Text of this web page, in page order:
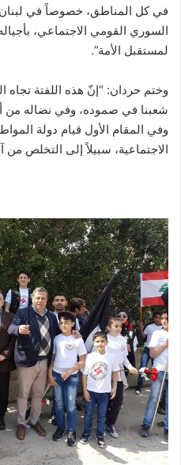
في كل المناطق، خصوصاً في لبنان
السوري القومي الاجتماعي،
لمستقبل الأمة”.
وختم حردان: “إنّ هذه اللفتة تجاه
شعبنا في صموده، وفي نضاله من
وفي المقام الأول قيام دولة
الاجتماعية، سبيلاً إلى التخلص من